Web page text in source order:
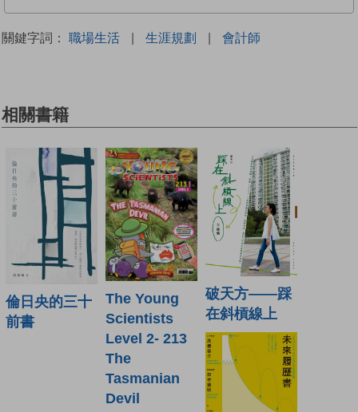
關鍵字詞： 職場生活 | 生涯規劃 | 會計師
相關書籍
倫日央的三十
前書
The Young
Scientists
Level 2- 213
The
Tasmanian
Devil
破天方——踩
在斜槓線上